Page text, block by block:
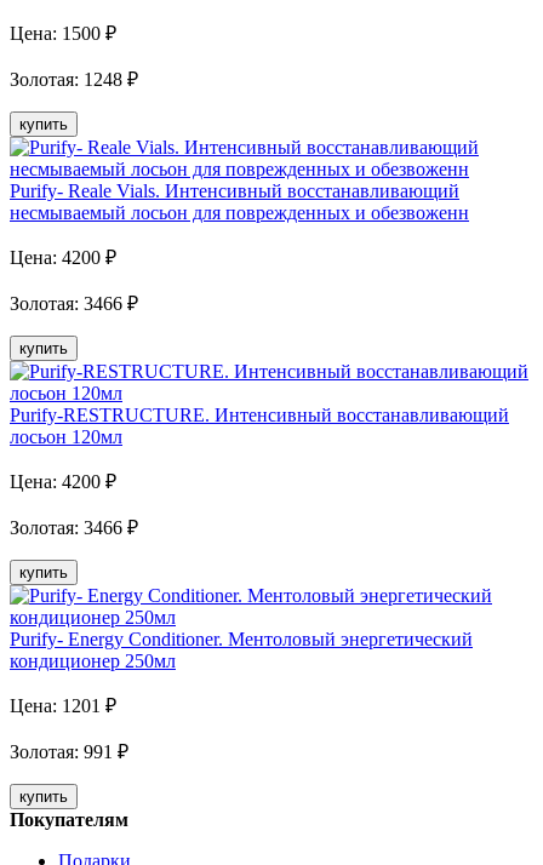
Цена: 1500 ₽
Золотая: 1248 ₽
купить
Purify- Reale Vials. Интенсивный восстанавливающий
несмываемый лосьон для поврежденных и обезвоженн
Цена: 4200 ₽
Золотая: 3466 ₽
купить
Purify-RESTRUCTURE. Интенсивный восстанавливающий
лосьон 120мл
Цена: 4200 ₽
Золотая: 3466 ₽
купить
Purify- Energy Conditioner. Ментоловый энергетический
кондиционер 250мл
Цена: 1201 ₽
Золотая: 991 ₽
купить
Покупателям
Подарки